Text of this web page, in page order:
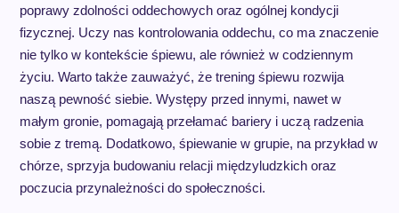
poprawy zdolności oddechowych oraz ogólnej kondycji
fizycznej. Uczy nas kontrolowania oddechu, co ma znaczenie
nie tylko w kontekście śpiewu, ale również w codziennym
życiu. Warto także zauważyć, że trening śpiewu rozwija
naszą pewność siebie. Występy przed innymi, nawet w
małym gronie, pomagają przełamać bariery i uczą radzenia
sobie z tremą. Dodatkowo, śpiewanie w grupie, na przykład w
chórze, sprzyja budowaniu relacji międzyludzkich oraz
poczucia przynależności do społeczności.